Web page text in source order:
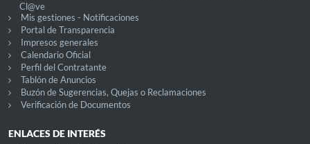
Cl@ve
Mis gestiones - Notificaciones
Portal de Transparencia
Impresos generales
Calendario Oficial
Perfil del Contratante
Tablón de Anuncios
Buzón de Sugerencias, Quejas o Reclamaciones
Verificación de Documentos
ENLACES DE INTERÉS